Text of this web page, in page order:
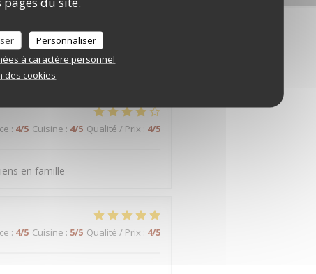
Personnaliser
à caractère personnel
des cookies
: 4/5 Cuisine : 4/5 Qualité / Prix : 4/5
en famille
: 4/5 Cuisine : 5/5 Qualité / Prix : 4/5